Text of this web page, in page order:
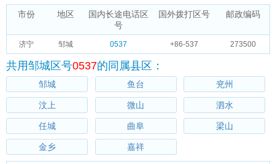
市份 地区
国内长途电话区
号
国外拨打区号 邮政编码
济宁 邹城 0537 +86-537 273500
共用邹城区号0537的同属县区：
邹城 鱼台 兖州
汶上 微山 泗水
任城 曲阜 梁山
金乡 嘉祥